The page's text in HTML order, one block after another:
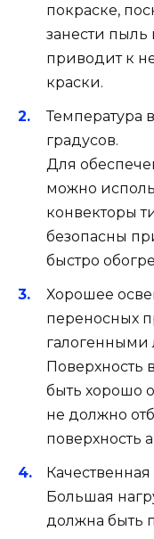
покраске,
занести пыль
приводит к
краски.
Температура
градусов.
Для
можно
конвекторы
безопасны
быстро
Хорошее
переносных
галогенными
Поверхность
быть хорошо
не должно
поверхность
Большая
должна быть